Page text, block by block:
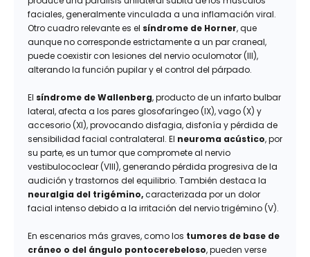
faciales, generalmente vinculada a una inflamación viral.
Otro cuadro relevante es el síndrome de Horner, que
aunque no corresponde estrictamente a un par craneal,
puede coexistir con lesiones del nervio oculomotor (III),
alterando la función pupilar y el control del párpado.
El síndrome de Wallenberg, producto de un infarto bulbar
lateral, afecta a los pares glosofaríngeo (IX), vago (X) y
accesorio (XI), provocando disfagia, disfonía y pérdida de
sensibilidad facial contralateral. El neuroma acústico, por
su parte, es un tumor que compromete al nervio
vestibulococlear (VIII), generando pérdida progresiva de la
audición y trastornos del equilibrio. También destaca la
neuralgia del trigémino,caracterizada por un dolor
facial intenso debido a la irritación del nervio trigémino (V).
En escenarios más graves, como los tumores de base de
cráneo o del ángulo pontocerebeloso, pueden verse